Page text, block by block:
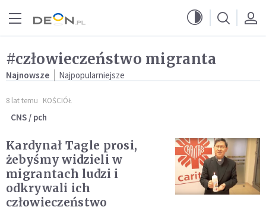
#człowieczeństwo migranta
Najnowsze Najpopularniejsze
8 lat temu KOŚCIÓŁ
CNS / pch
Kardynał Tagle prosi,
żebyśmy widzieli w
migrantach ludzi i
odkrywali ich
człowieczeństwo